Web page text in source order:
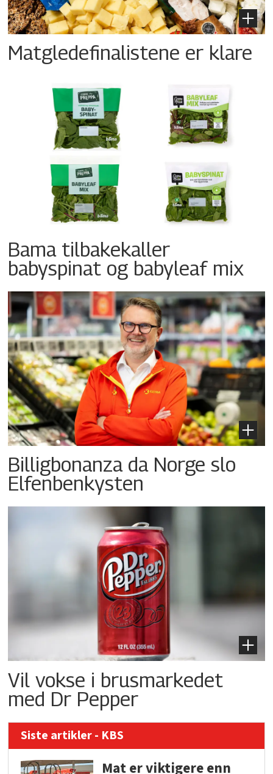
Matgledefinalistene er klare
Bama tilbakekaller
babyspinat og babyleaf mix
Billigbonanza da Norge slo
Elfenbenkysten
Vil vokse i brusmarkedet
med Dr Pepper
Siste artikler - KBS
Mat er viktigere enn